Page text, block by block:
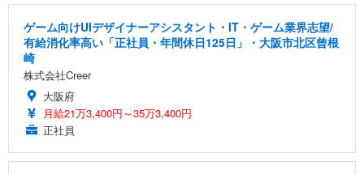
ゲーム向けUIデザイナーアシスタント・IT・ゲーム業界志望/
有給消化率高い「正社員・年間休日125日」・大阪市北区曾根
崎
株式会社Creer
大阪府
月給21万3,400円～35万3,400円
正社員